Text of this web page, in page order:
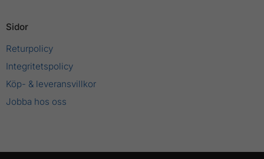
Sidor
Returpolicy
Integritetspolicy
Köp- & leveransvillkor
Jobba hos oss